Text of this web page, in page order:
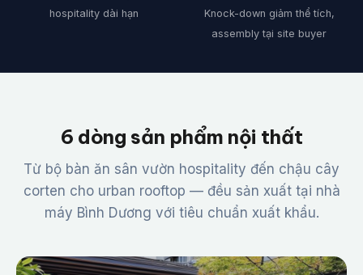
hospitality dài hạn
Knock-down giảm thể tích,
assembly tại site buyer
6 dòng sản phẩm nội thất
Từ bộ bàn ăn sân vườn hospitality đến chậu cây
corten cho urban rooftop — đều sản xuất tại nhà
máy Bình Dương với tiêu chuẩn xuất khẩu.